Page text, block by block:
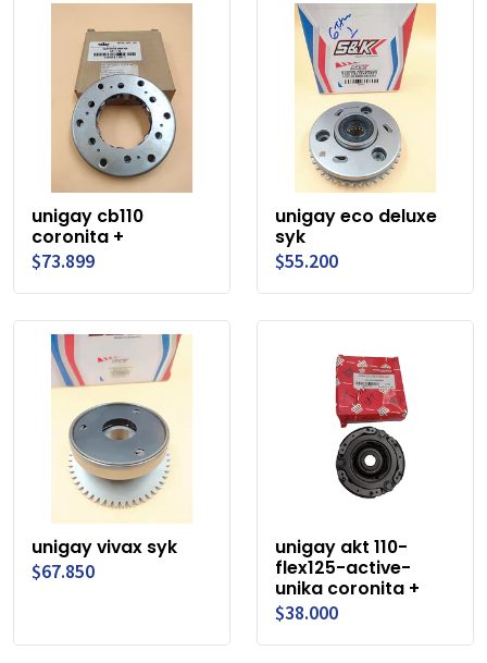
unigay cb110
coronita +
$73.899
unigay eco deluxe
syk
$55.200
unigay vivax syk
$67.850
unigay akt 110-
flex125-active-
unika coronita +
$38.000